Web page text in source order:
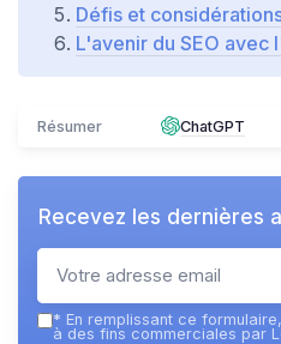
Défis et
L'avenir du SEO
Résumer ChatGPT
Recevez les dernières
* En remplissant ce
à des fins commerciales par